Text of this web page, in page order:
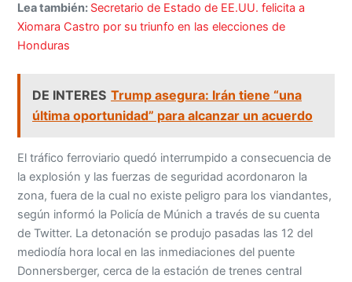
Lea también: Secretario de Estado de EE.UU. felicita a
Xiomara Castro por su triunfo en las elecciones de
Honduras
DE INTERES Trump asegura: Irán tiene “una
última oportunidad” para alcanzar un acuerdo
El tráfico ferroviario quedó interrumpido a consecuencia de
la explosión y las fuerzas de seguridad acordonaron la
zona, fuera de la cual no existe peligro para los viandantes,
según informó la Policía de Múnich a través de su cuenta
de Twitter. La detonación se produjo pasadas las 12 del
mediodía hora local en las inmediaciones del puente
Donnersberger, cerca de la estación de trenes central